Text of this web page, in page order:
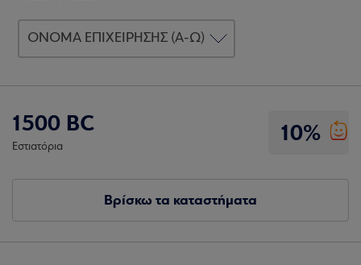
10%
1500 BC
Εστιατόρια
Βρίσκω τα καταστήματα